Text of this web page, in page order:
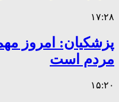
۱۷:۲۸
پزشکیان: امروز
مردم است
۱۵:۲۰